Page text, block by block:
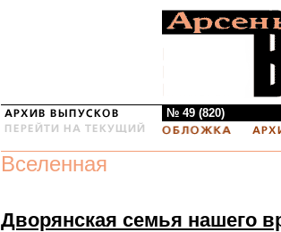
№ 49 (820)
Вселенная
Дворянская семья нашего